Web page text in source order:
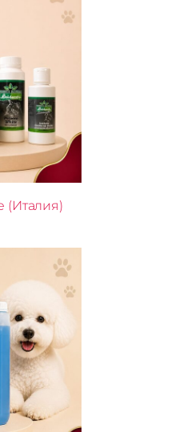
(Италия)